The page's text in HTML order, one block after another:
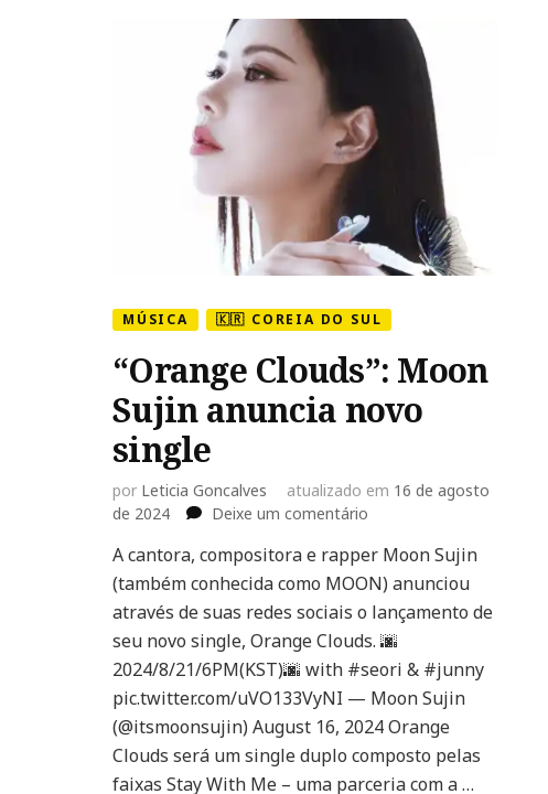
MÚSICA 🇰🇷 COREIA DO SUL
“Orange Clouds”: Moon
Sujin anuncia novo
single
por Leticia Goncalves atualizado em 16 de agosto
de 2024
Deixe um comentário
Clouds”:
Moon
Sujin
anuncia
novo
single
A cantora, compositora e rapper Moon Sujin
(também conhecida como MOON) anunciou
através de suas redes sociais o lançamento de
seu novo single, Orange Clouds. 🌆
2024/8/21/6PM(KST)🌆 with #seori & #junny
pic.twitter.com/uVO133VyNI — Moon Sujin
(@itsmoonsujin) August 16, 2024 Orange
Clouds será um single duplo composto pelas
faixas Stay With Me – uma parceria com a …